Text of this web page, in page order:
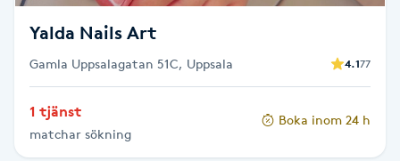
Ortopedi
Paraffinbehandling
Yalda Nails Art
Gamla Uppsalagatan 51C, Uppsala 4.177
1 tjänst
matchar sökning
Boka inom 24 h